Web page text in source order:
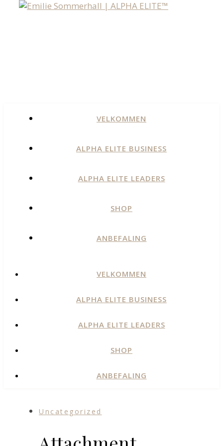
VELKOMMEN
ALPHA ELITE BUSINESS
ALPHA ELITE LEADERS
SHOP
ANBEFALING
VELKOMMEN
ALPHA ELITE BUSINESS
ALPHA ELITE LEADERS
SHOP
ANBEFALING
Uncategorized